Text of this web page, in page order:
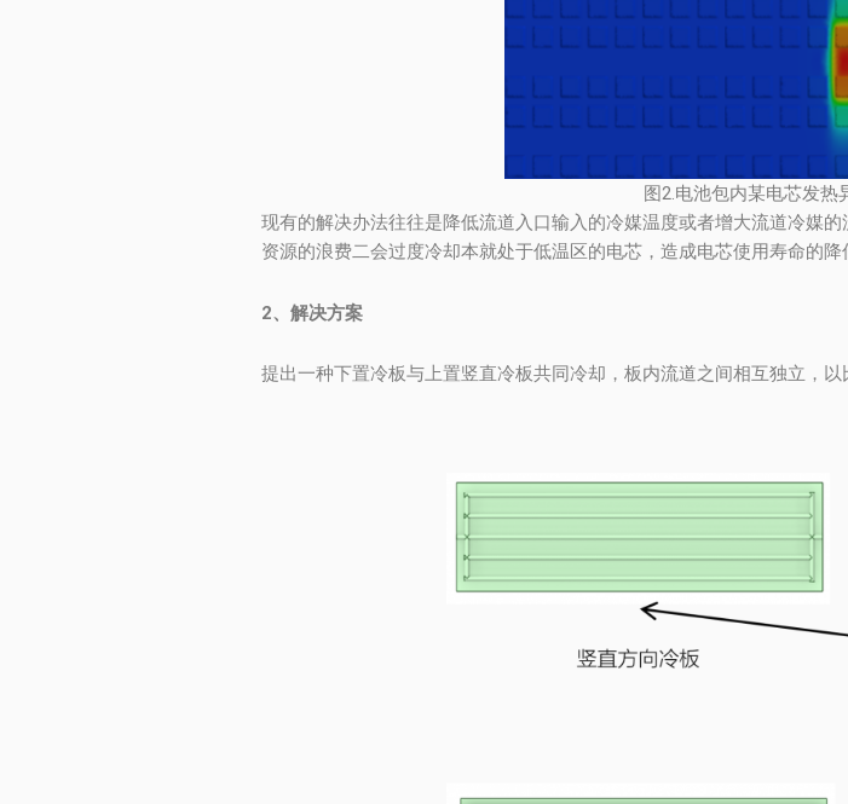
图2.电池包内某电芯发热
现有的解决办法往往是降低流道入口输入的冷媒温度或者增大流道冷媒
资源的浪费二会过度冷却本就处于低温区的电芯，造成电芯使用寿命的降
2、解决方案
提出一种下置冷板与上置竖直冷板共同冷却，板内流道之间相互独立，以